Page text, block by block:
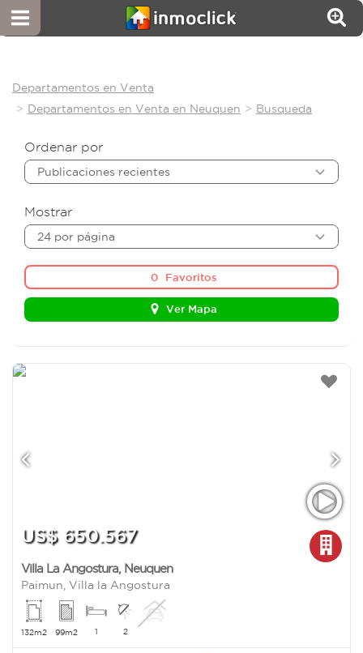
Departamentos en Venta
Departamentos en Venta en Neuquen
Busqueda
Ordenar por
Publicaciones recientes
Mostrar
24 por página
0 Favoritos
Ver Mapa
US$ 650.567
Villa La Angostura, Neuquen
Paimun, Villa la Angostura
132m2 99m2 1 2